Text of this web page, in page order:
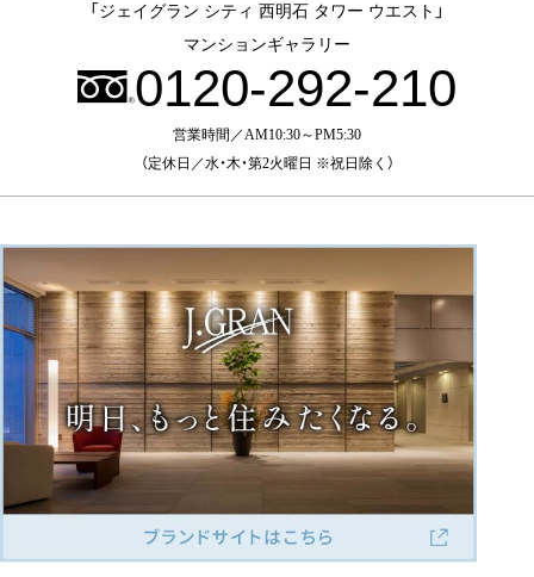
「ジェイグラン シティ 西明石 タワー ウエスト」
マンションギャラリー
0120-292-210
営業時間／AM10:30～PM5:30
（定休日／水・木・第2火曜日 ※祝日除く）